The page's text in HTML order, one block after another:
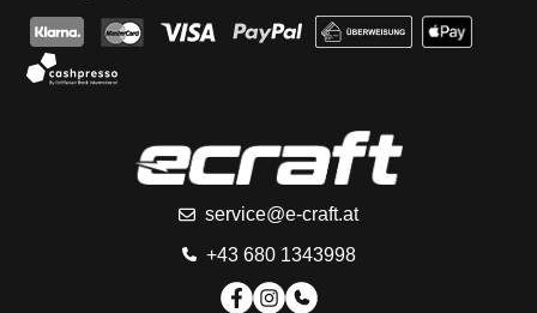
service@e-craft.at
+43 680 1343998